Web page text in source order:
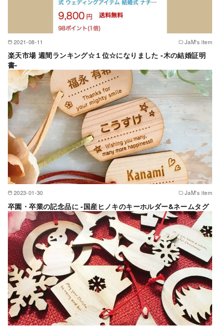
2021-08-11 JaM's item
楽天市場 週間ランキング☆１位☆になりました -木の結婚証明
書-
2023-01-30 JaM's item
卒園・卒業の記念品に -国産ヒノキのキーホルダー&ネームタグ